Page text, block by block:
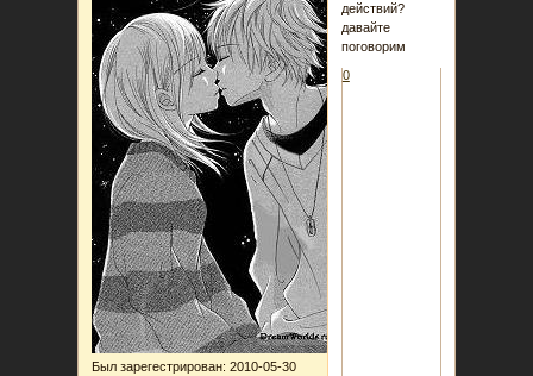
Был зарегестрирован: 2010-05-30
действий?
давайте
поговорим
0